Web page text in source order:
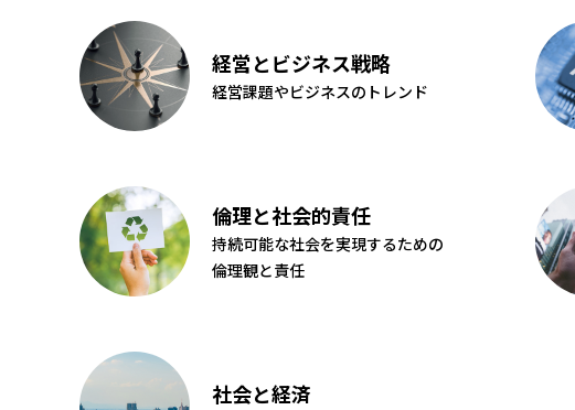
経営とビジネス戦略
経営課題やビジネスのトレンド
倫理と社会的責任
持続可能な社会を実現するための
倫理観と責任
社会と経済